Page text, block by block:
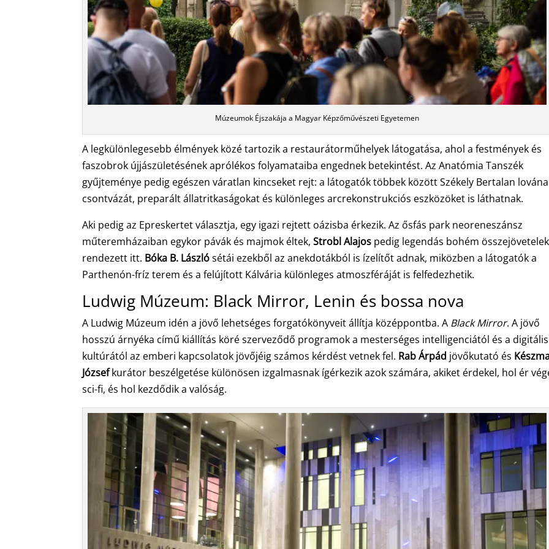
Múzeumok Éjszakája a Magyar Képzőművészeti Egyetemen
A legkülönlegesebb élmények közé tartozik a restaurátorműhelyek látogatása, ahol a festmények és
faszobrok újjászületésének aprólékos folyamataiba engednek betekintést. Az Anatómia Tanszék
gyűjteménye pedig egészen váratlan kincseket rejt: a látogatók többek között Székely Bertalan
csontvázát, preparált állatritkaságokat és különleges arcrekonstrukciós eszközöket is láthatnak.
Aki pedig az Epreskertet választja, egy igazi rejtett oázisba érkezik. Az ősfás park neoreneszánsz
műteremházaiban egykor pávák és majmok éltek,Strobl Alajos pedig legendás bohém
rendezett itt. Bóka B. Lászlósétái ezekből az anekdotákból is ízelítőt adnak, miközben a látogatók a
Parthenón-fríz terem és a felújított Kálvária különleges atmoszféráját is felfedezhetik.
Ludwig Múzeum: Black Mirror, Lenin és bossa nova
A Ludwig Múzeum idén a jövő lehetséges forgatókönyveit állítja középpontba. A Black Mirror. A jövő
hosszú árnyéka című kiállítás köré szerveződő programok a mesterséges intelligenciától és a digitális
kultúrától az emberi kapcsolatok jövőjéig számos kérdést vetnek fel. Rab Árpád jövőkutató és
Józsefkurátor beszélgetése különösen izgalmasnak ígérkezik azok számára, akiket érdekel, hol ér
sci-fi, és hol kezdődik a valóság.